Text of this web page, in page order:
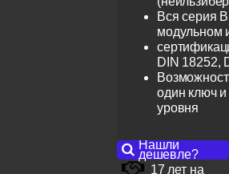
Вся серия
модульном
DIN 18252,
один ключ и
уровня
Нашли
дешевле?
17 лет на